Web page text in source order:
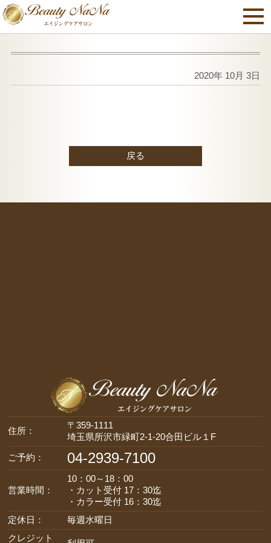
2020年 10月 3日
戻る
住所：
〒359-1111
埼玉県所沢市緑町2-1-20合田ビル１F
ご予約：
04-2939-7100
営業時間：
10：00～18：00
・カット受付 17：30迄
・カラー受付 16：30迄
定休日：
毎週水曜日
クレジット